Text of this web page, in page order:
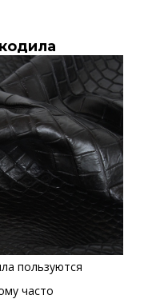
пользуются
часто